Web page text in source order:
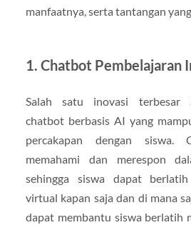
manfaatnya, serta tantangan
1. Chatbot Pembelajaran
Salah satu inovasi terbesar
chatbot berbasis AI yang
percakapan dengan
memahami dan merespon
sehingga siswa dapat berlatih
virtual kapan saja dan di mana
dapat membantu siswa berlatih